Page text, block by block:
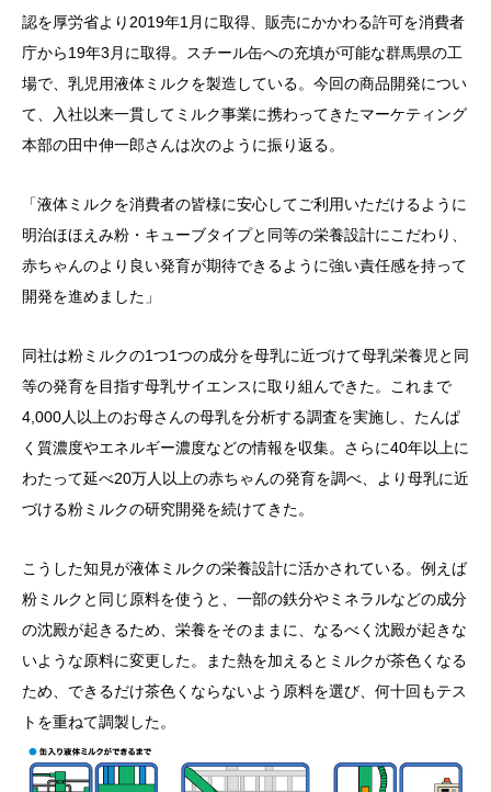
認を厚労省より2019年1月に取得、販売にかかわる許可を消費者
庁から19年3月に取得。スチール缶への充填が可能な群馬県の工
場で、乳児用液体ミルクを製造している。今回の商品開発につい
て、入社以来一貫してミルク事業に携わってきたマーケティング
本部の田中伸一郎さんは次のように振り返る。
「液体ミルクを消費者の皆様に安心してご利用いただけるように
明治ほほえみ粉・キューブタイプと同等の栄養設計にこだわり、
赤ちゃんのより良い発育が期待できるように強い責任感を持って
開発を進めました」
同社は粉ミルクの1つ1つの成分を母乳に近づけて母乳栄養児と同
等の発育を目指す母乳サイエンスに取り組んできた。これまで
4,000人以上のお母さんの母乳を分析する調査を実施し、たんぱ
く質濃度やエネルギー濃度などの情報を収集。さらに40年以上に
わたって延べ20万人以上の赤ちゃんの発育を調べ、より母乳に近
づける粉ミルクの研究開発を続けてきた。
こうした知見が液体ミルクの栄養設計に活かされている。例えば
粉ミルクと同じ原料を使うと、一部の鉄分やミネラルなどの成分
の沈殿が起きるため、栄養をそのままに、なるべく沈殿が起きな
いような原料に変更した。また熱を加えるとミルクが茶色くなる
ため、できるだけ茶色くならないよう原料を選び、何十回もテス
トを重ねて調製した。